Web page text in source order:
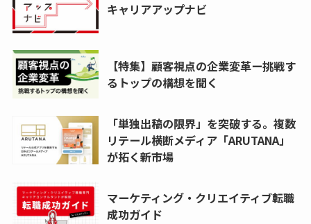
キャリアアップナビ
【特集】顧客視点の企業変革ー挑戦す
るトップの構想を聞く
「単独出稿の限界」を突破する。複数
リテール横断メディア「ARUTANA」
が拓く新市場
マーケティング・クリエイティブ転職
成功ガイド